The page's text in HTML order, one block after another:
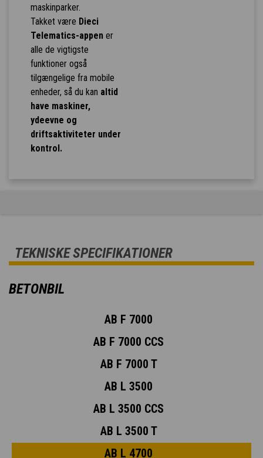
maskinparker.
Takket være Dieci
Telematics-appener
alle de vigtigste
funktioner også
tilgængelige fra mobile
enheder, så du kan altid
have maskiner,
ydeevne og
driftsaktiviteter under
kontrol.
TEKNISKE SPECIFIKATIONER
BETONBIL
AB F 7000
AB F 7000 CCS
AB F 7000 T
AB L 3500
AB L 3500 CCS
AB L 3500 T
AB L 4700